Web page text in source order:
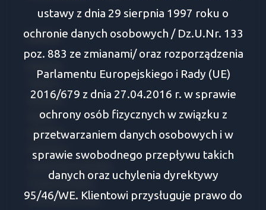
Oferty
Wasilków
Supraśl
Zabłudów
Choroszcz
Turośń Kościelna
Dobrzyniewo Duże
ustawy z dnia 29 sierpnia 1997 roku o
ochronie danych osobowych / Dz.U.Nr. 133
poz. 883 ze zmianami/ oraz rozporządzenia
Parlamentu Europejskiego i Rady (UE)
2016/679 z dnia 27.04.2016 r. w sprawie
ochrony osób fizycznych w związku z
przetwarzaniem danych osobowych i w
sprawie swobodnego przepływu takich
danych oraz uchylenia dyrektywy
95/46/WE. Klientowi przysługuje prawo do